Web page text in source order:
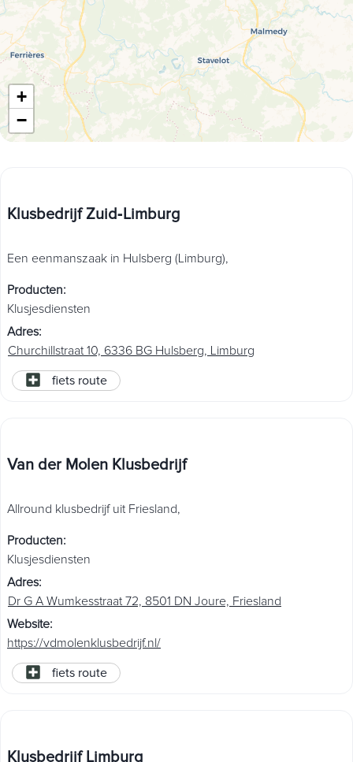
+
−
Klusbedrijf Zuid‑Limburg
Een eenmanszaak in Hulsberg (Limburg),
Producten:
Klusjesdiensten
Adres:
Churchillstraat 10, 6336 BG Hulsberg, Limburg
fiets route
Van der Molen Klusbedrijf
Allround klusbedrijf uit Friesland,
Producten:
Klusjesdiensten
Adres:
Dr G A Wumkesstraat 72, 8501 DN Joure, Friesland
Website:
https://vdmolenklusbedrijf.nl/
fiets route
Klusbedrijf Limburg